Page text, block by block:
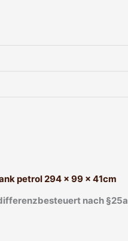
nach §25a